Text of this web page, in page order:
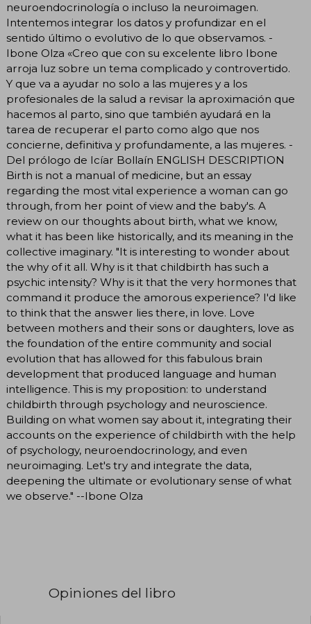
neuroendocrinología o incluso la neuroimagen.
Intentemos integrar los datos y profundizar en el
sentido último o evolutivo de lo que observamos. -
Ibone Olza «Creo que con su excelente libro Ibone
arroja luz sobre un tema complicado y controvertido.
Y que va a ayudar no solo a las mujeres y a los
profesionales de la salud a revisar la aproximación que
hacemos al parto, sino que también ayudará en la
tarea de recuperar el parto como algo que nos
concierne, definitiva y profundamente, a las mujeres. -
Del prólogo de Icíar Bollaín ENGLISH DESCRIPTION
Birth is not a manual of medicine, but an essay
regarding the most vital experience a woman can go
through, from her point of view and the baby's. A
review on our thoughts about birth, what we know,
what it has been like historically, and its meaning in the
collective imaginary. "It is interesting to wonder about
the why of it all. Why is it that childbirth has such a
psychic intensity? Why is it that the very hormones that
command it produce the amorous experience? I'd like
to think that the answer lies there, in love. Love
between mothers and their sons or daughters, love as
the foundation of the entire community and social
evolution that has allowed for this fabulous brain
development that produced language and human
intelligence. This is my proposition: to understand
childbirth through psychology and neuroscience.
Building on what women say about it, integrating their
accounts on the experience of childbirth with the help
of psychology, neuroendocrinology, and even
neuroimaging. Let's try and integrate the data,
deepening the ultimate or evolutionary sense of what
we observe." --Ibone Olza
Opiniones del libro